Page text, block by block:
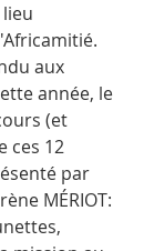
aux
année, le
(et
ces 12
par
MÉRIOT: